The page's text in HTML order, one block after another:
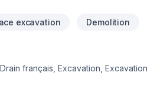
excavation Demolition
français, Excavation,